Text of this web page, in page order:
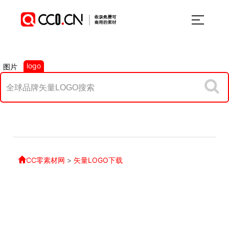
图片 logo
CC零素材网 > 矢量LOGO下载